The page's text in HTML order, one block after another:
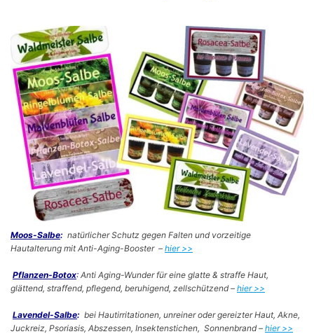
Moos-Salbe: natürlicher Schutz gegen Falten und vorzeitige
Hautalterung mit Anti-Aging-Booster – hier >>
Pflanzen-Botox: Anti Aging-Wunder für eine glatte & straffe Haut,
glättend, straffend, pflegend, beruhigend, zellschützend – hier >>
Lavendel-Salbe: bei Hautirritationen, unreiner oder gereizter Haut, Akne,
Juckreiz, Psoriasis, Abszessen, Insektenstichen, Sonnenbrand – hier >>